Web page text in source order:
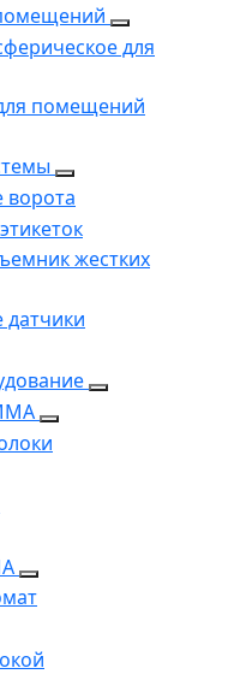
для
помещений
жестких